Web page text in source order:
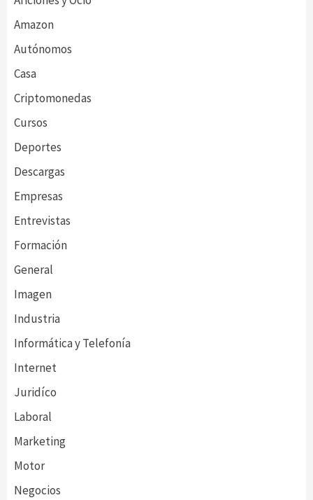
Amazon
Autónomos
Casa
Criptomonedas
Cursos
Deportes
Descargas
Empresas
Entrevistas
Formación
General
Imagen
Industria
Informática y Telefonía
Internet
Juridíco
Laboral
Marketing
Motor
Negocios